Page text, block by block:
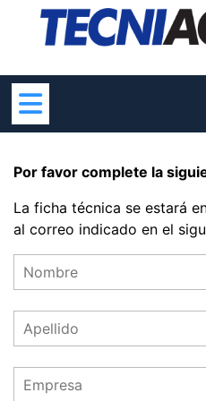
to
content
Por favor complete la
La ficha técnica se estará
al correo indicado en el